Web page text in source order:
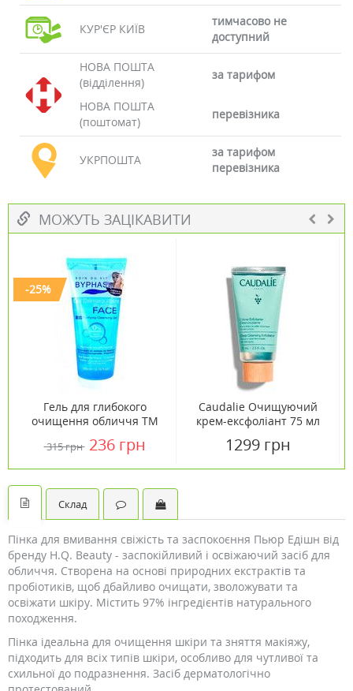
КУР'ЄР КИЇВ
тимчасово не
доступний
НОВА ПОШТА
(відділення)
за тарифом
НОВА ПОШТА
(поштомат)
перевізника
УКРПОШТА
за тарифом
перевізника
МОЖУТЬ ЗАЦІКАВИТИ
-25%
Гель для глибокого
очищення обличчя ТМ
315 грн 236 грн
Caudalie Очищуючий
крем-ексфоліант 75 мл
1299 грн
Склад
Пінка для вмивання свіжість та заспокоєння Пьюр Едішн від
бренду H.Q. Beauty - заспокійливий і освіжаючий засіб для
обличчя. Створена на основі природних екстрактів та
пробіотиків, щоб дбайливо очищати, зволожувати та
освіжати шкіру. Містить 97% інгредієнтів натурального
походження.
Пінка ідеальна для очищення шкіри та зняття макіяжу,
підходить для всіх типів шкіри, особливо для чутливої ​​та
схильної до подразнення. Засіб дерматологічно